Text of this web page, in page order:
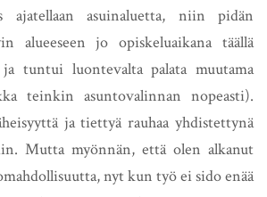
ajatellaan asuinaluetta, niin pidän
alueeseen jo opiskeluaikana täällä
tuntui luontevalta palata muutama
teinkin asuntovalinnan nopeasti).
ja tiettyä rauhaa yhdistettynä
Mutta myönnän, että olen alkanut
nyt kun työ ei sido enää